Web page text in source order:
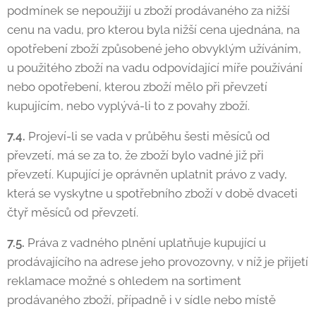
podmínek se nepoužijí u zboží prodávaného za nižší
cenu na vadu, pro kterou byla nižší cena ujednána, na
opotřebení zboží způsobené jeho obvyklým užíváním,
u použitého zboží na vadu odpovídající míře používání
nebo opotřebení, kterou zboží mělo při převzetí
kupujícím, nebo vyplývá-li to z povahy zboží.
7.4. Projeví-li se vada v průběhu šesti měsíců od
převzetí, má se za to, že zboží bylo vadné již při
převzetí. Kupující je oprávněn uplatnit právo z vady,
která se vyskytne u spotřebního zboží v době dvaceti
čtyř měsíců od převzetí.
7.5. Práva z vadného plnění uplatňuje kupující u
prodávajícího na adrese jeho provozovny, v níž je přijetí
reklamace možné s ohledem na sortiment
prodávaného zboží, případně i v sídle nebo místě